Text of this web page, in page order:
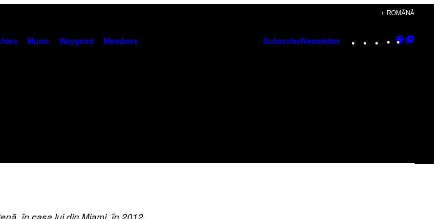
+ ROMÂNĂ
Music Waypoint Members SubscribeNewsletter Instagram
TikTok
YouTube
Google